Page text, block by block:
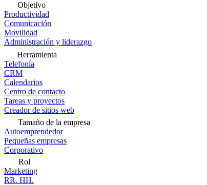
Objetivo
Productividad
Comunicación
Movilidad
Administración y liderazgo
Herramienta
Telefonía
CRM
Calendarios
Centro de contacto
Tareas y proyectos
Creador de sitios web
Tamaño de la empresa
Autoemprendedor
Pequeñas empresas
Corporativo
Rol
Marketing
RR. HH.